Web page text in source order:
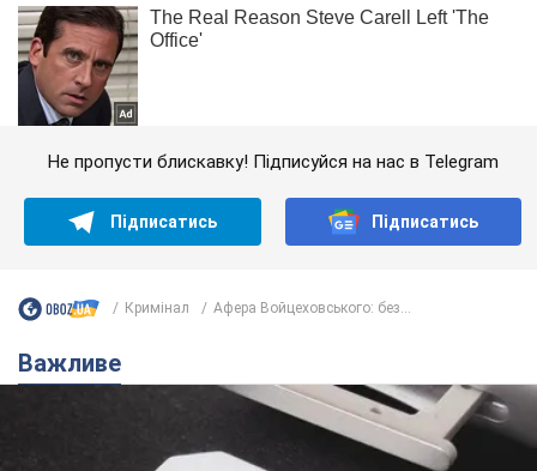
Не пропусти блискавку! Підписуйся на нас в Telegram
Підписатись Підписатись
Кримінал Афера Войцеховського: без...
Важливе